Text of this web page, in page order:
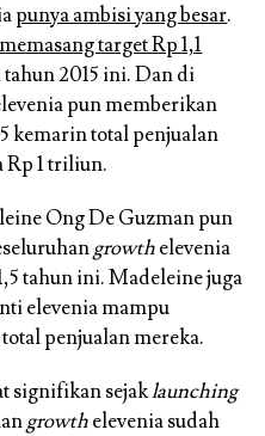
punya ambisi yang besar.
memasang target Rp 1,1
2015 ini. Dan di
pun memberikan
kemarin total penjualan
Rp 1 triliun.
Ong De Guzman pun
growthelevenia
tahun ini. Madeleine juga
elevenia mampu
penjualan mereka.
signifikan sejaklaunching
growthelevenia sudah